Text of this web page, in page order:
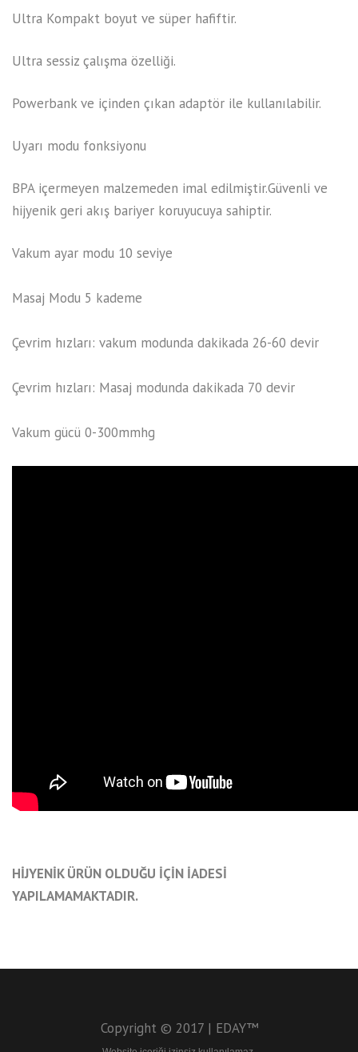
Ultra Kompakt boyut ve süper hafiftir.
Ultra sessiz çalışma özelliği.
Powerbank ve içinden çıkan adaptör ile kullanılabilir.
Uyarı modu fonksiyonu
BPA içermeyen malzemeden imal edilmiştir.Güvenli ve
hijyenik geri akış bariyer koruyucuya sahiptir.
Vakum ayar modu 10 seviye
Masaj Modu 5 kademe
Çevrim hızları: vakum modunda dakikada 26-60 devir
Çevrim hızları: Masaj modunda dakikada 70 devir
Vakum gücü 0-300mmhg
HİJYENİK ÜRÜN OLDUĞU İÇİN İADESİ
YAPILAMAMAKTADIR.
Copyright © 2017 | EDAY™